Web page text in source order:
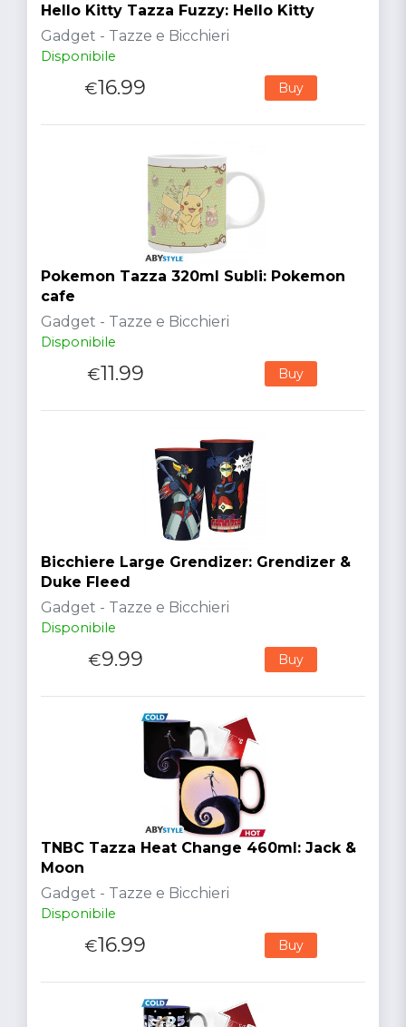
Hello Kitty Tazza Fuzzy: Hello Kitty
Gadget - Tazze e Bicchieri
Disponibile
€16.99 Buy
Pokemon Tazza 320ml Subli: Pokemon
cafe
Gadget - Tazze e Bicchieri
Disponibile
€11.99 Buy
Bicchiere Large Grendizer: Grendizer &
Duke Fleed
Gadget - Tazze e Bicchieri
Disponibile
€9.99 Buy
TNBC Tazza Heat Change 460ml: Jack &
Moon
Gadget - Tazze e Bicchieri
Disponibile
€16.99 Buy